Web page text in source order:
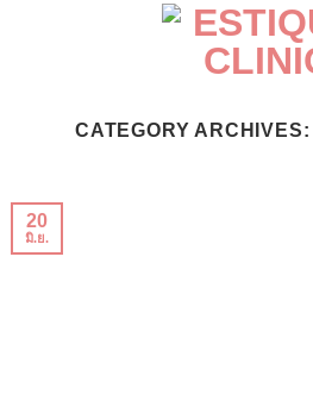
CATEGORY ARCHIVES:
20
มิ.ย.